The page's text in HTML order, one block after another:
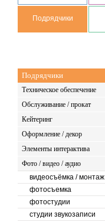
Подрядчики
Подрядчики
Техническое обеспечение
Обслуживание / прокат
Кейтеринг
Оформление / декор
Элементы интерактива
Фото / видео / аудио
видеосъёмка / монтаж
фотосъемка
фотостудии
студии звукозаписи